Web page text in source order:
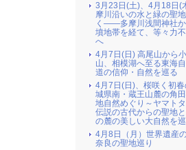
3月23日(土)、4月18日(
摩川沿いの水と緑の聖
く――多摩川浅間神社
墳地帯を経て、等々力
へ
4月7日(日) 高尾山から
山、相模湖へ至る東海
道の信仰・自然を巡る
4月7日(日)、桜咲く初
城県南・蔵王山麓の角
地自然めぐり～ヤマト
伝説の古代からの聖地
の麓の美しい大自然を
4月8日（月）世界遺産
奈良の聖地巡り